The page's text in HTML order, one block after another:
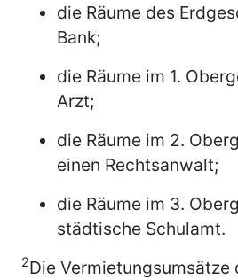
die Räume des
Bank;
die Räume im 1.
Arzt;
die Räume im 2.
einen Rechtsanwalt;
die Räume im 3.
städtische Schulamt.
2Die Vermietungsumsätze